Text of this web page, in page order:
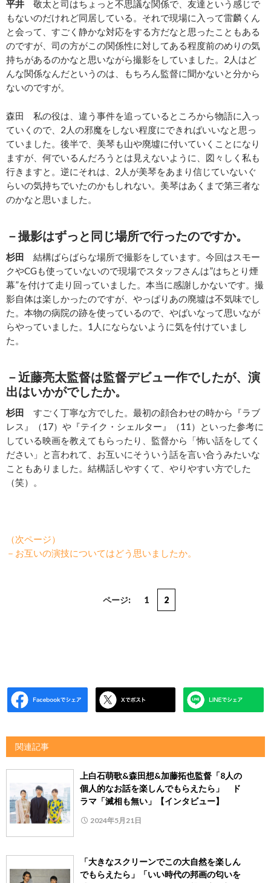
平井 敬太と司はちょっと不思議な関係で、友達という感じで
もないのだけれど同居している。それで現場に入って雷麟くん
と会って、すごく静かな対応をする方だなと思ったこともある
のですが、司の方がこの関係性に対してある程度前のめりの気
持ちがあるのかなと思いながら撮影をしていました。2人はど
んな関係なんだというのは、もちろん監督に聞かないと分から
ないのですが。
森田 私の役は、違う事件を追っているところから物語に入っ
ていくので、2人の邪魔をしない程度にできればいいなと思っ
ていました。後半で、美琴も山や廃墟に付いていくことになり
ますが、何でいるんだろうとは見えないように、図々しく私も
行きますと。逆にそれは、2人が美琴をあまり信じていないぐ
らいの気持ちでいたのかもしれない。美琴はあくまで第三者な
のかなと思いました。
－撮影はずっと同じ場所で行ったのですか。
杉田
結構ばらばらな場所で撮影をしています。今回はスモー
クやCGも使っていないので現場でスタッフさんは”はちとり煙
幕”を付けて走り回っていました。本当に感謝しかないです。撮
影自体は楽しかったのですが、やっぱりあの廃墟は不気味でし
た。本物の病院の跡を使っているので、やばいなって思いなが
らやっていました。1人にならないように気を付けていまし
た。
－近藤亮太監督は監督デビュー作でしたが、演
出はいかがでしたか。
杉田
すごく丁寧な方でした。最初の顔合わせの時から『ラブ
レス』（17）や『テイク・シェルター』（11）といった参考に
している映画を教えてもらったり、監督から「怖い話をしてく
ださい」と言われて、お互いにそういう話を言い合うみたいな
こともありました。結構話しやすくて、やりやすい方でした
（笑）。
（次ページ）
－お互いの演技についてはどう思いましたか。
ページ: 1 2
関連記事
上白石萌歌&森田想&加藤拓也監督「8人の
個人的なお話を楽しんでもらえたら」 ド
ラマ「滅相も無い」【インタビュー】
2024年5月21日
「大きなスクリーンでこの大自然を楽しん
でもらえたら」「いい時代の邦画の匂いを